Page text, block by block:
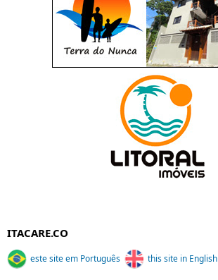
ITACARE.CO
este site em Português this site in English